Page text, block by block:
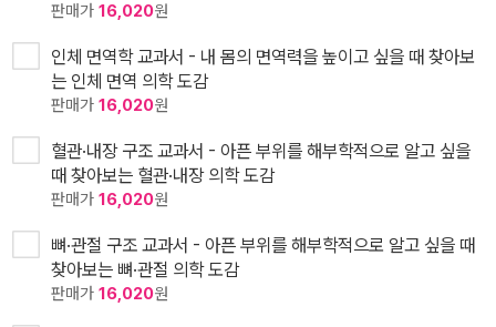
판매가 16,020원
인체 면역학 교과서 - 내 몸의 면역력을 높이고 싶을 때 찾아보
는 인체 면역 의학 도감
판매가 16,020원
혈관·내장 구조 교과서 - 아픈 부위를 해부학적으로 알고 싶을
때 찾아보는 혈관·내장 의학 도감
판매가 16,020원
뼈·관절 구조 교과서 - 아픈 부위를 해부학적으로 알고 싶을 때
찾아보는 뼈·관절 의학 도감
판매가 16,020원